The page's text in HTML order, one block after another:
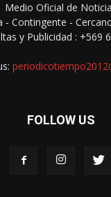
Medio Oficial de
- Contingente -
y Publicidad : +569
FOLLOW US